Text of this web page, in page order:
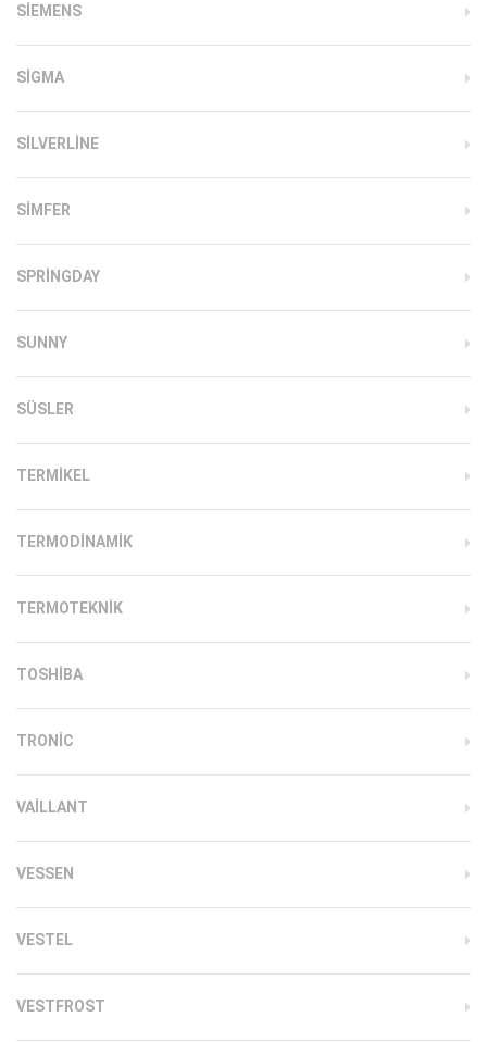
SIEMENS
SIGMA
SILVERLINE
SIMFER
SPRINGDAY
SUNNY
SÜSLER
TERMIKEL
TERMODINAMIK
TERMOTEKNIK
TOSHIBA
TRONIC
VAILLANT
VESSEN
VESTEL
VESTFROST